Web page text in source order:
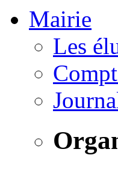
Mairie
Les